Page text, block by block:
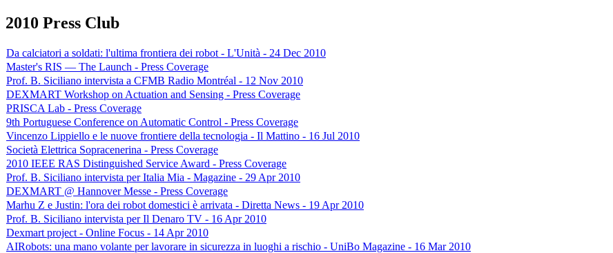
2010 Press Club
Da calciatori a soldati: l'ultima frontiera dei robot - L'Unità - 24 Dec 2010
Master's RIS — The Launch - Press Coverage
Prof. B. Siciliano intervista a CFMB Radio Montréal - 12 Nov 2010
DEXMART Workshop on Actuation and Sensing - Press Coverage
PRISCA Lab - Press Coverage
9th Portuguese Conference on Automatic Control - Press Coverage
Vincenzo Lippiello e le nuove frontiere della tecnologia - Il Mattino - 16 Jul 2010
Società Elettrica Sopracenerina - Press Coverage
2010 IEEE RAS Distinguished Service Award - Press Coverage
Prof. B. Siciliano intervista per Italia Mia - Magazine - 29 Apr 2010
DEXMART @ Hannover Messe - Press Coverage
Marhu Z e Justin: l'ora dei robot domestici è arrivata - Diretta News - 19 Apr 2010
Prof. B. Siciliano intervista per Il Denaro TV - 16 Apr 2010
Dexmart project - Online Focus - 14 Apr 2010
AIRobots: una mano volante per lavorare in sicurezza in luoghi a rischio - UniBo Magazine - 16 Mar 2010